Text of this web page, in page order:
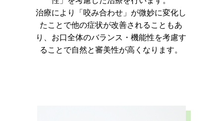
治療により「咬み合わせ」が微妙に変化し
たことで他の症状が改善されることもあ
り、お口全体のバランス・機能性を考慮す
ることで自然と審美性が高くなります。